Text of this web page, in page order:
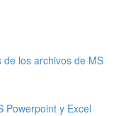
los archivos de MS
Powerpoint y Excel